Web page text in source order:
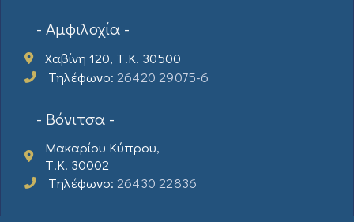
- Αμφιλοχία -
Χαβίνη 120, Τ.Κ. 30500
Τηλέφωνο: 26420 29075-6
- Βόνιτσα -
Μακαρίου Κύπρου,
Τ.Κ. 30002
Τηλέφωνο: 26430 22836